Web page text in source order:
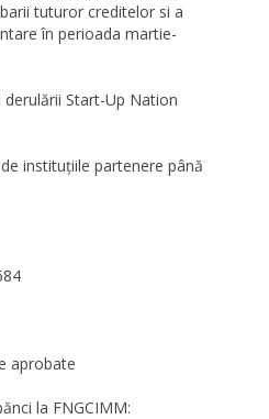
tuturor creditelor si a
în perioada martie-
Start-Up Nation
instituțiile partenere până
aprobate
la FNGCIMM: